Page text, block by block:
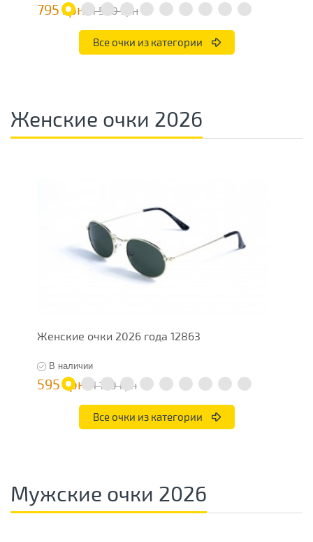
795 грн 1 590 грн
Все очки из категории
Женские очки 2026
Женские очки 2026 года 12863
В наличии
595 грн 1 190 грн
Все очки из категории
Мужские очки 2026